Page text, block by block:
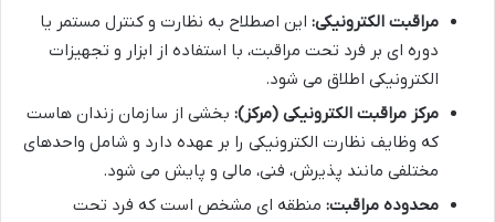
مراقبت الکترونیکی: این اصطلاح به نظارت و کنترل مستمر یا
دوره ای بر فرد تحت مراقبت، با استفاده از ابزار و تجهیزات
الکترونیکی اطلاق می شود.
مرکز مراقبت الکترونیکی (مرکز): بخشی از سازمان زندان هاست
که وظایف نظارت الکترونیکی را بر عهده دارد و شامل واحدهای
مختلفی مانند پذیرش، فنی، مالی و پایش می شود.
محدوده مراقبت: منطقه ای مشخص است که فرد تحت